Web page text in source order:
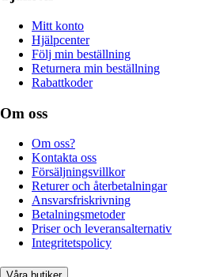
Mitt konto
Hjälpcenter
Följ min beställning
Returnera min beställning
Rabattkoder
Om oss
Om oss?
Kontakta oss
Försäljningsvillkor
Returer och återbetalningar
Ansvarsfriskrivning
Betalningsmetoder
Priser och leveransalternativ
Integritetspolicy